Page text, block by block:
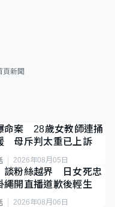
頁新聞
命案 28歲女教師連捅
母斥判太重已上訴
2026年08月05日
談粉絲越界 日女死忠
開直播道歉後輕生
2026年08月06日